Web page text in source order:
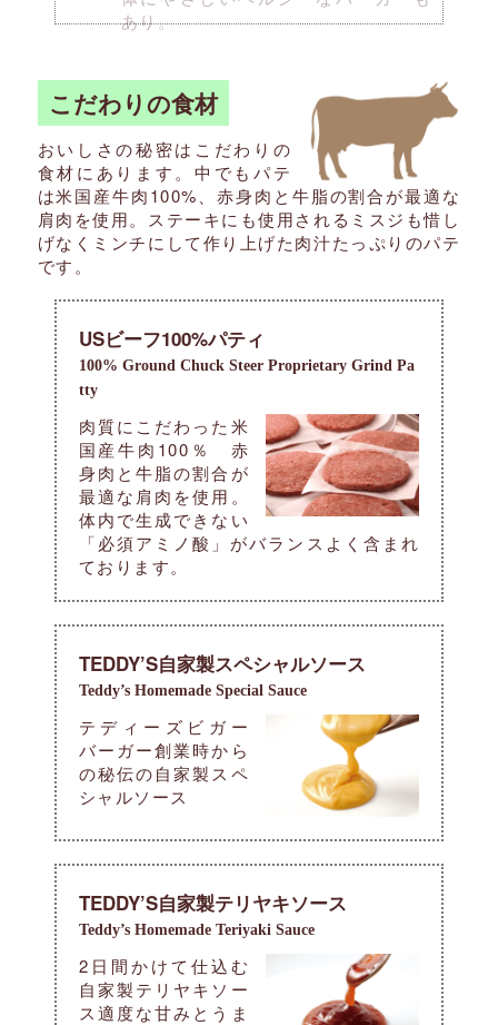
こだわりの食材
おいしさの秘密はこだわりの
食材にあります。中でもパテ
は米国産牛肉100%、赤身肉と牛脂の割合が最適な
肩肉を使用。ステーキにも使用されるミスジも惜し
げなくミンチにして作り上げた肉汁たっぷりのパテ
です。
USビーフ100%パティ
100% Ground Chuck Steer Proprietary Grind Pa
tty
肉質にこだわった米
国産牛肉100％ 赤
身肉と牛脂の割合が
最適な肩肉を使用。
体内で生成できない
「必須アミノ酸」がバランスよく含まれ
ております。
TEDDY’S自家製スペシャルソース
Teddy’s Homemade Special Sauce
テディーズビガー
バーガー創業時から
の秘伝の自家製スペ
シャルソース
TEDDY’S自家製テリヤキソース
Teddy’s Homemade Teriyaki Sauce
2日間かけて仕込む
自家製テリヤキソー
ス適度な甘みとうま